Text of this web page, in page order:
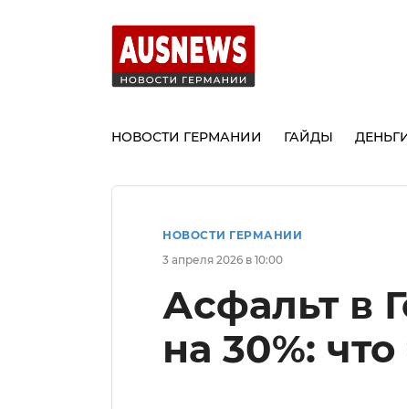
НОВОСТИ ГЕРМАНИИ ГАЙДЫ
НОВОСТИ ГЕРМАНИИ
3 апреля 2026 в 10:00
Асфальт в
на 30%: